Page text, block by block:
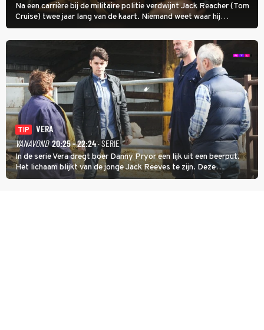
Na een carrière bij de militaire politie verdwijnt Jack Reacher (Tom
Cruise) twee jaar lang van de kaart. Niemand weet waar hij
uithangt, totdat moordverdachte James Barr naar hem vraagt.
TIP
VERA
VANAVOND 20:25 - 22:24· SERIE
In de serie Vera dregt boer Danny Pryor een lijk uit een beerput.
Het lichaam blijkt van de jonge Jack Reeves te zijn. Deze
homoseksuele woonwagenbewoner had gebroken met zijn familie